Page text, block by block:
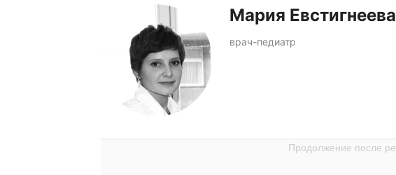
Мария Евстигнеева
врач-педиатр